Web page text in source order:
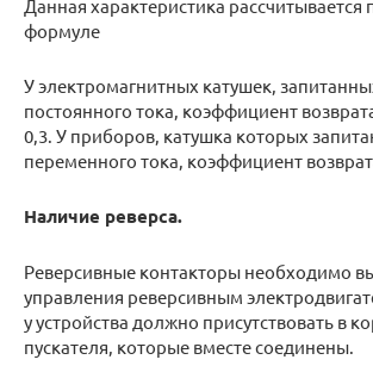
Данная характеристика рассчитывается
формуле
У электромагнитных катушек,
постоянного тока, коэффициент
0,3. У приборов, катушка которых
переменного тока, коэффициент
Наличие реверса.
Реверсивные контакторы необходимо
управления реверсивным
у устройства должно присутствовать в
пускателя, которые вместе соединены.